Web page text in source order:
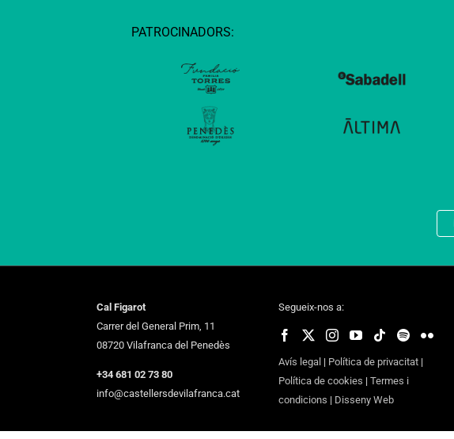
PATROCINADORS:
Cal Figarot
Carrer del General Prim, 11
08720 Vilafranca del Penedès
+34 681 02 73 80
info@castellersdevilafranca.cat
Segueix-nos a:
Avís legal | Política de privacitat |
Política de cookies | Termes i
condicions | Disseny Web